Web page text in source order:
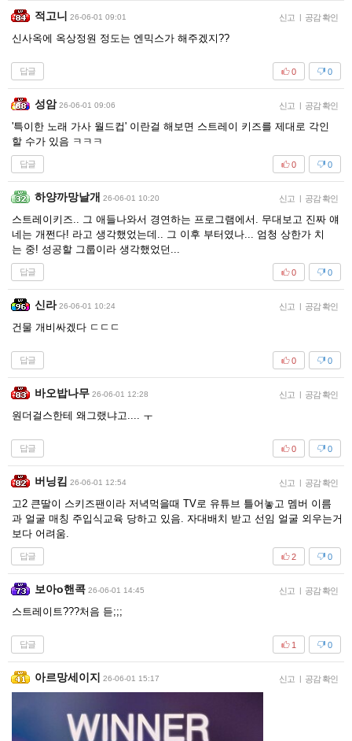
적고니 26-06-01 09:01 신고 | 공감 확인
신사옥에 옥상정원 정도는 엔믹스가 해주겠지??
답글 0
0
성암 26-06-01 09:06 신고 | 공감 확인
'특이한 노래 가사 월드컵' 이란걸 해보면 스트레이 키즈를 제대로 각인
할 수가 있음 ㅋㅋㅋ
답글 0
0
하양까망날개 26-06-01 10:20 신고 | 공감 확인
스트레이키즈.. 그 애들나와서 경연하는 프로그램에서. 무대보고 진짜 얘
네는 개쩐다! 라고 생각했었는데.. 그 이후 부터였나... 엄청 상한가 치
는 중! 성공할 그룹이라 생각했었던...
답글 0
0
신라 26-06-01 10:24 신고 | 공감 확인
건물 개비싸겠다 ㄷㄷㄷ
답글 0
0
바오밥나무 26-06-01 12:28 신고 | 공감 확인
원더걸스한테 왜그랬냐고.... ㅜ
답글 0
0
버닝킴 26-06-01 12:54 신고 | 공감 확인
고2 큰딸이 스키즈팬이라 저녁먹을때 TV로 유튜브 틀어놓고 멤버 이름
과 얼굴 매칭 주입식교육 당하고 있음. 자대배치 받고 선임 얼굴 외우는거
보다 어려움.
답글 0
2
보아o핸콕 26-06-01 14:45 신고 | 공감 확인
스트레이트???처음 듣;;;
답글 0
1
아르망세이지 26-06-01 15:17 신고 | 공감 확인